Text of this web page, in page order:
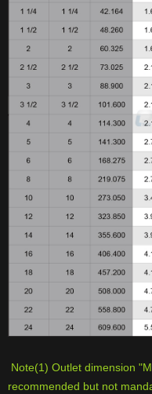
Note(1) Outlet dimension
recommended but not